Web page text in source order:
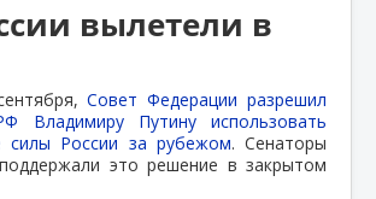
вылетели в
Совет Федерации разрешил
Владимиру Путину использовать
силы России за рубежом. Сенаторы
это решение в закрытом